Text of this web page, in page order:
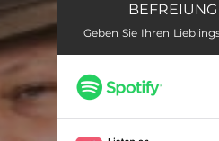
Hallo Bett
Kann Kein Allein
Ich wünsche es mir
Geben Sie Ihren